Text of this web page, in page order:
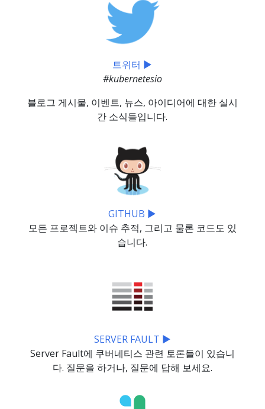
트위터 ▶
#kubernetesio
블로그 게시물, 이벤트, 뉴스, 아이디어에 대한 실시
간 소식들입니다.
GITHUB ▶
모든 프로젝트와 이슈 추적, 그리고 물론 코드도 있
습니다.
SERVER FAULT ▶
Server Fault에 쿠버네티스 관련 토론들이 있습니
다. 질문을 하거나, 질문에 답해 보세요.